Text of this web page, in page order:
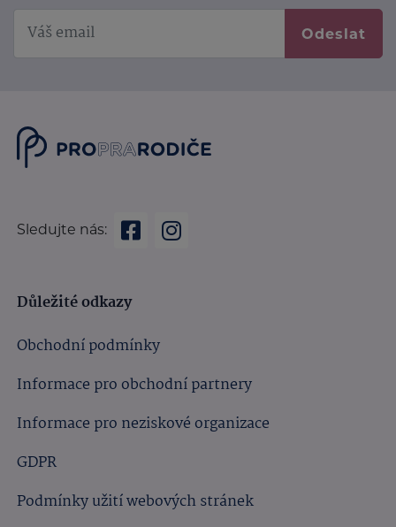
Odeslat
Sledujte nás:
Důležité odkazy
Obchodní podmínky
Informace pro obchodní partnery
Informace pro neziskové organizace
GDPR
Podmínky užití webových stránek